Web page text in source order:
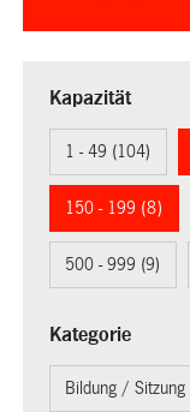
Kapazität
1 - 49 (104)
150 - 199 (8)
500 - 999 (9)
Kategorie
Bildung / Sitzung